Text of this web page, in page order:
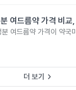
여드름약 가격 비교
여드름약 가격이 약국
더 보기 keyboard_arrow_right